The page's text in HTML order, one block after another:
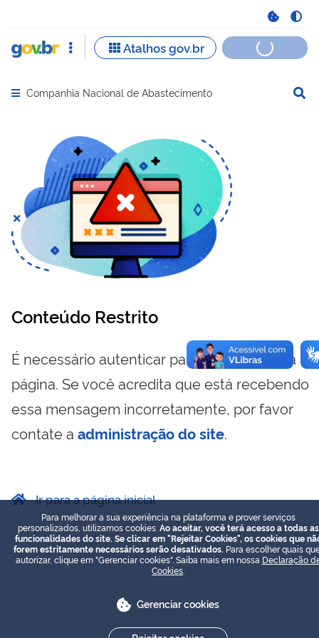
Abrir menu principal de navegação
Companhia Nacional de Abastecimento
Conteúdo Restrito
É necessário autenticar para visualizar essa
página. Se você acredita que está recebendo
essa mensagem incorretamente, por favor
contate a administração do site.
Ir para a página inicial
Para melhorar a sua experiência na plataforma e prover serviços
personalizados, utilizamos cookies. Ao aceitar, você terá acesso a todas as
funcionalidades do site. Se clicar em "Rejeitar Cookies", os cookies que
forem estritamente necessários serão desativados. Para escolher quais
autorizar, clique em "Gerenciar cookies". Saiba mais em nossa Declaração
Cookies
Gerenciar cookies